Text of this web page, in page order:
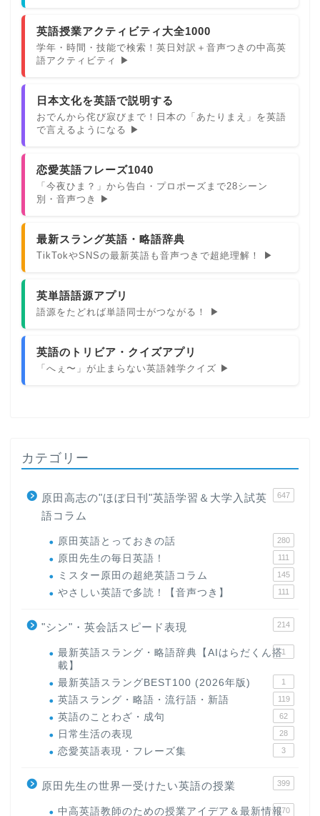
英語授業アクティビティ大全1000
学年・時間・技能で検索！英日対訳＋音声つきの中高英
語アクティビティ ▶
日本文化を英語で説明する
おでんから侘び寂びまで！日本の「あたりまえ」を英語
で言えるようになる ▶
恋愛英語フレーズ1040
「今夜ひま？」から告白・プロポーズまで28シーン
別・音声つき ▶
最新スラング英語・略語辞典
TikTokやSNSの最新英語も音声つきで超絶理解！ ▶
英単語語源アプリ
語源をたどれば単語同士がつながる！ ▶
英語のトリビア・クイズアプリ
「へぇ〜」が止まらない英語雑学クイズ ▶
カテゴリー
原田高志の"ほぼ日刊"英語学習＆大学入試英
語コラム
647
原田英語とっておきの話 280
原田先生の毎日英語！ 111
ミスター原田の超絶英語コラム 145
やさしい英語で多読！【音声つき】 111
"シン"・英会話スピード表現 214
最新英語スラング・略語辞典【AIはらだくん搭
載】
1
最新英語スラングBEST100 (2026年版) 1
英語スラング・略語・流行語・新語 119
英語のことわざ・成句 62
日常生活の表現 28
恋愛英語表現・フレーズ集 3
原田先生の世界一受けたい英語の授業 399
中高英語教師のための授業アイデア＆最新情報170